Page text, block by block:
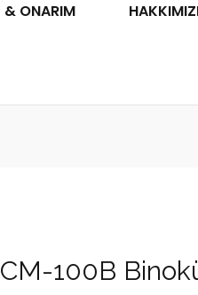
& ONARIM
100B